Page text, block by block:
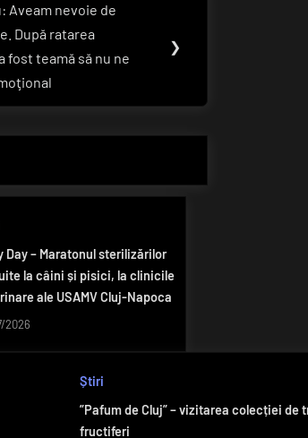
Aveam nevoie de
După ratarea
fost teamă să nu ne
❯
Day – Maratonul sterilizărilor
la câini și pisici, la clinicile
ale USAMV Cluj-Napoca
2026
Știri
”Pafum de Cluj” – vizitarea colecției
fructiferi